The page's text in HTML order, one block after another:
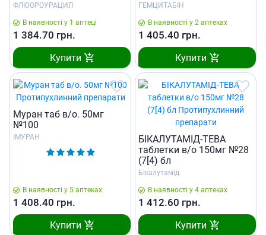
ФЛЮОРОУРАЦИЛ
В наявності у 1 аптеці
1 384.70 грн.
Купити
ГЕМЦИТАБІН
В наявності у 2 аптеках
1 405.40 грн.
Купити
Муран таб в/о. 50мг
№100
ІМУРАН
В наявності у 5 аптеках
1 408.40 грн.
Купити
БIКАЛУТАМIД-ТЕВА
таблетки в/о 150мг №28
(7[4) бл
Бікалутамід
В наявності у 4 аптеках
1 412.60 грн.
Купити